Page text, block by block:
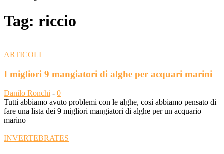
Tag: riccio
ARTICOLI
I migliori 9 mangiatori di alghe per acquari marini
Danilo Ronchi - 0
Tutti abbiamo avuto problemi con le alghe, così abbiamo pensato di
fare una lista dei 9 migliori mangiatori di alghe per un acquario
marino
INVERTEBRATES